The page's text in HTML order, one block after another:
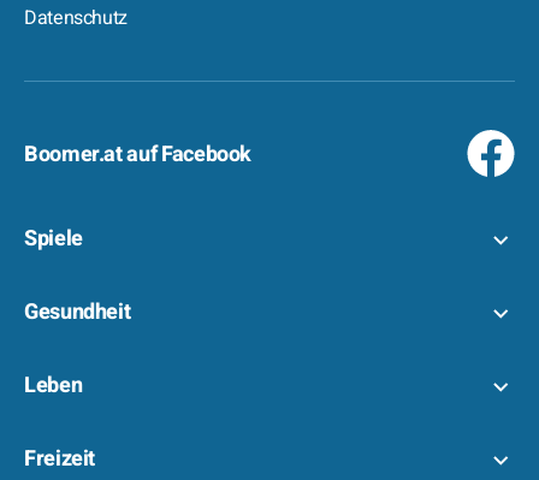
Datenschutz
Boomer.at auf Facebook
Spiele
Gesundheit
Leben
Freizeit